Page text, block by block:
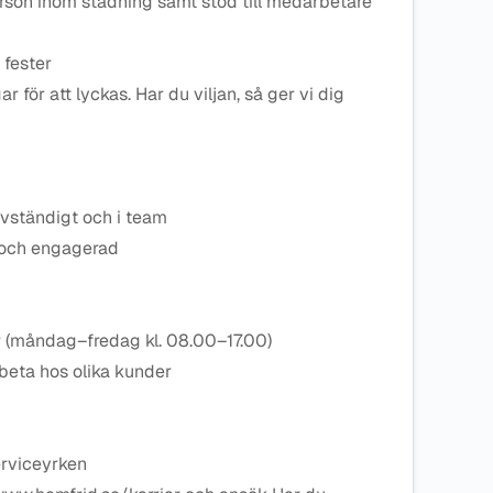
fester
för att lyckas. Har du viljan, så ger vi dig
och i team
engagerad
kl. 08.00–17.00)
hos olika kunder